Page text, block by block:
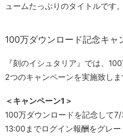
ュームたっぷりのタイトルです。
100万ダウンロード記念キャ
『刻のイシュタリア』では、
2つのキャンペーンを実施致しま
＜キャンペーン1＞
100万ダウンロードを記念して
13:00までログイン報酬をグレー